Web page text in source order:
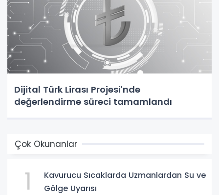
Dijital Türk Lirası Projesi'nde
değerlendirme süreci tamamlandı
Çok Okunanlar
1
Kavurucu Sıcaklarda Uzmanlardan Su ve
Gölge Uyarısı